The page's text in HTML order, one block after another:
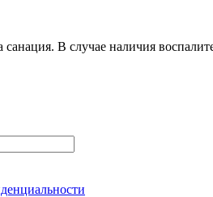
В случае наличия